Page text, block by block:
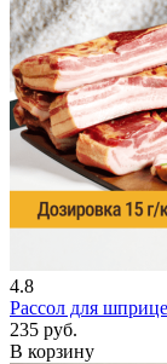
4.8
Рассол для
235 руб.
В корзину